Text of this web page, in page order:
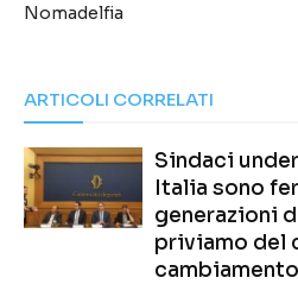
Nomadelfia
ARTICOLI CORRELATI
Sindaci
Italia sono
generazioni
priviamo del
cambiamento